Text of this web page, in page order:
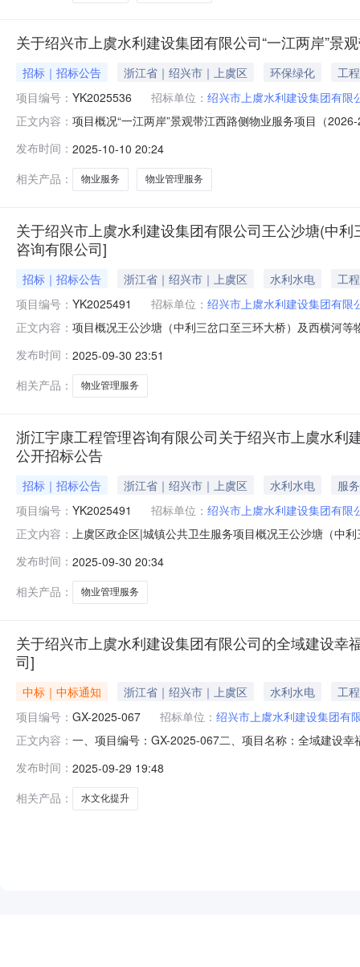
关于绍兴市上虞水利建设集团有限公司“一江两岸”
招标｜招标公告 浙江省｜绍兴市｜上虞区 环保绿化
工程
项目编号： YK2025536 招标单位： 绍兴市上虞水利建设集团有限
正文内容： 项目概况“一江两岸”景观带江西路侧物业服务项目（
2950000,2790000采购需求：标项一标项名称:绍兴市上
发布时间： 2025-10-10 20:24
相关产品：
物业服务 物业管理服务
关于绍兴市上虞水利建设集团有限公司王公沙塘(中
咨询有限公司]
招标｜招标公告 浙江省｜绍兴市｜上虞区 水利水电
工程
项目编号： YK2025491 招标单位： 绍兴市上虞水利建设集团有限
正文内容： 项目概况王公沙塘（中利三岔口至三环大桥）及西横河
年）预算金额（元）：2680000最高限价（元）：
发布时间： 2025-09-30 23:51
相关产品：
物业管理服务
浙江宇康工程管理咨询有限公司关于绍兴市上虞水
公开招标公告
招标｜招标公告 浙江省｜绍兴市｜上虞区 水利水电
服务
项目编号： YK2025491 招标单位： 绍兴市上虞水利建设集团有限
正文内容： 上虞区政企区|城镇公共卫生服务项目概况王公沙塘（中
桥）及西横河等物业管理服务项目（2026-2027年）预
发布时间： 2025-09-30 20:34
相关产品：
物业管理服务
关于绍兴市上虞水利建设集团有限公司的全域建设幸
司]
中标｜中标通知 浙江省｜绍兴市｜上虞区 水利水电
工程
项目编号： GX-2025-067 招标单位： 绍兴市上虞水利建设集团有
正文内容： 一、项目编号：GX-2025-067二、项目名称：全域建设
要标的信息：序号标项名称标的名称品牌规格型号数量
发布时间： 2025-09-29 19:48
相关产品：
水文化提升